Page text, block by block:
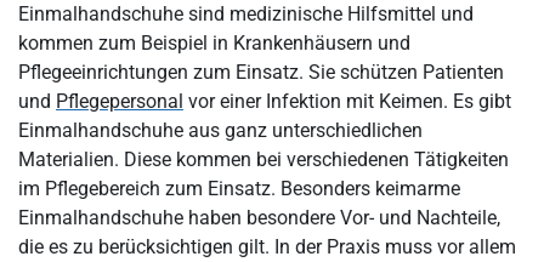
Aus welchen Materialien werden Einmalhandschuhe für die
Pflege hergestellt?
Welche Einmalhandschuhe kommen in der Pflege zum Einsatz?
Bei welchen Tätigkeiten in der Pflege müssen
Einmalhandschuhe verwendet werden?
Bei welchen Tätigkeiten können Einmalhandschuhe getragen
werden?
Einmalhandschuhe sind medizinische Hilfsmittel und
kommen zum Beispiel in Krankenhäusern und
Pflegeeinrichtungen zum Einsatz. Sie schützen Patienten
und Pflegepersonal vor einer Infektion mit Keimen. Es gibt
Einmalhandschuhe aus ganz unterschiedlichen
Materialien. Diese kommen bei verschiedenen Tätigkeiten
im Pflegebereich zum Einsatz. Besonders keimarme
Einmalhandschuhe haben besondere Vor- und Nachteile,
die es zu berücksichtigen gilt. In der Praxis muss vor allem